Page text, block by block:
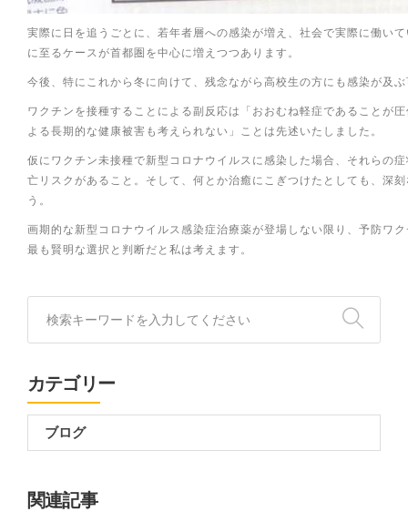
実際に日を追うごとに、若年者層への感染が増え、社会で実際に働い
に至るケースが首都圏を中心に増えつつあります。
今後、特にこれから冬に向けて、残念ながら高校生の方にも感染が及
ワクチンを接種することによる副反応は「おおむね軽症であることが
よる長期的な健康被害も考えられない」ことは先述いたしました。
仮にワクチン未接種で新型コロナウイルスに感染した場合、それらの
亡リスクがあること。そして、何とか治癒にこぎつけたとしても、深
う。
画期的な新型コロナウイルス感染症治療薬が登場しない限り、予防ワ
最も賢明な選択と判断だと私は考えます。
カテゴリー
ブログ
関連記事